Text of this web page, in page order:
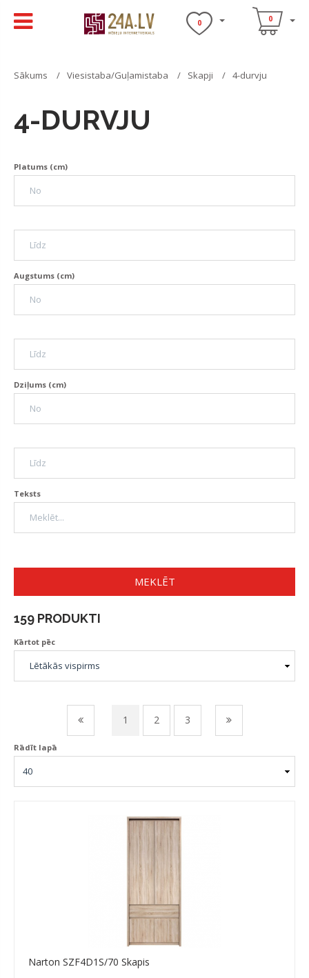
0 0
Sākums Viesistaba/Guļamistaba Skapji 4-durvju
4-DURVJU
Platums (cm)
Augstums (cm)
Dziļums (cm)
Teksts
MEKLĒT
159 PRODUKTI
Kārtot pēc
1 2 3
Rādīt lapā
Narton SZF4D1S/70 Skapis